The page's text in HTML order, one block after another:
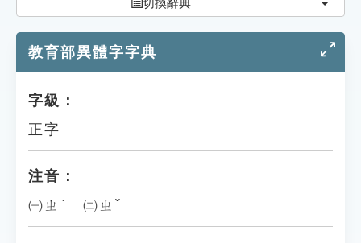
教學應用
貓頭鷹博士
切換辭典
教育部異體字字典
字級：
正字
注音：
㈠ㄓˋ ㈡ㄓˇ